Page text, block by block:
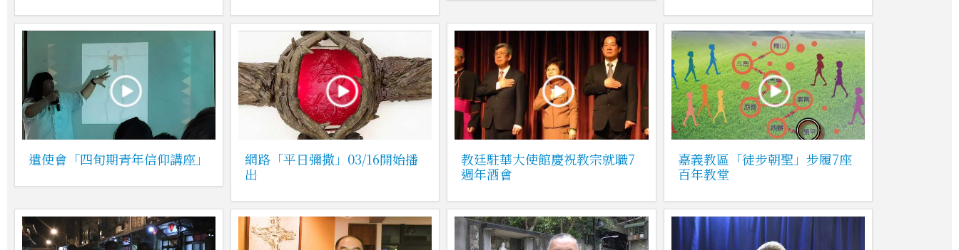
遣使會「四旬期青年信仰講座」
網路「平日彌撒」03/16開始播
出
教廷駐華大使館慶祝教宗就職7
週年酒會
嘉義教區「徒步朝聖」步履7座
百年教堂